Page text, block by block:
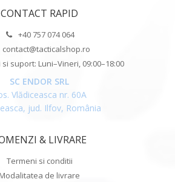
CONTACT RAPID
+40 757 074 064
contact@tacticalshop.ro
suport: Luni–Vineri, 09:00–18:00
SC ENDOR SRL
Vlădiceasca nr. 60A
jud. Ilfov, România
& LIVRARE
Termeni si conditii
Modalitatea de livrare